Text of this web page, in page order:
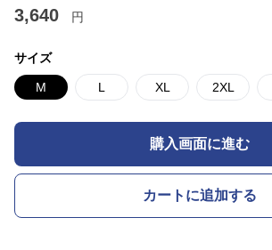
3,640 円
サイズ
M L XL 2XL
購入画面に進む
カートに追加する